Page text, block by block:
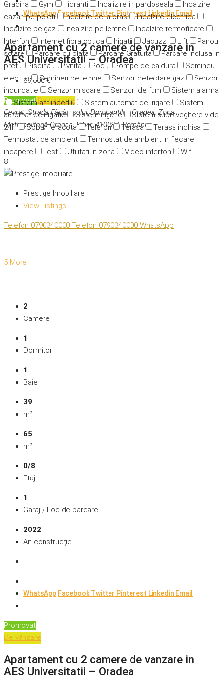
Gradina
Gym Hidranti Incalizire in pardoseala
Incalzire
cazan pe peleti
Incalzire de la oras
Incalzire electrica
Incalzire pe gaz
incalzire pe lemne
Incalzire termoficare
Interfon
Internet fibra optica Irigatii Jacuzzi Lift
solare
Parcare cu plata Parcare Gratuita
Parcare inclusa in
pret
Piscina Pivnita Pod Pompe de caldura
Semineu
electric
Semineu pe lemne Senzor detectare gaz
Senzor
indundatie
Senzor miscare Senzori de fum
Sistem alarma
Sistem antiincediu
Sistem automat de irigare
Sistem
automat de irigatie
Sistem irigatie
Sistem supraveghere
24H
Soba/Teracota Telefon Terasa
Terasa inchisa
Termostat de ambient
Termostat de ambient in fiecare
incapere
Test Utilitati in zona Video interfon Wifi
WhatsAppFacebook Twitter Pinterest Linkedin Email
Apartament cu 2 camere de vanzare in
AES Universitatii – Oradea
89,000 €
PromovatDe vânzare
Ceyrat, Strada Făgărașului, Dorobanților, Oradea, Zona
Metropolitană Oradea, Bihor, 410087, România
8
Prestige Imobiliare
View Listings
Telefon 0790340000 Telefon 0790340000 WhatsApp
5 More
2
Camere
1
Dormitor
1
Baie
39
m²
65
m²
0/8
Etaj
1
Garaj / Loc de parcare
2022
An construcție
WhatsApp FacebookTwitter Pinterest Linkedin Email
Promovat
De vânzare
Apartament cu 2 camere de vanzare in
AES Universitatii – Oradea